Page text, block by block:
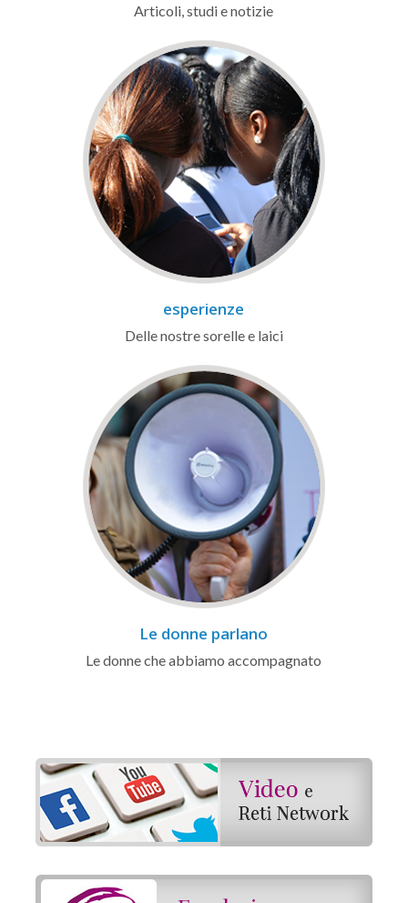
Articoli, studi e notizie
esperienze
Delle nostre sorelle e laici
Le donne parlano
Le donne che abbiamo accompagnato